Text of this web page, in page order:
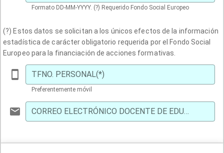
Formato DD-MM-YYYY. (?) Requerido Fondo Social Europeo
(?) Estos datos se solicitan a los únicos efectos de la información
estadística de carácter obligatorio requerida por el Fondo Social
Europeo para la financiación de acciones formativas.
TFNO. PERSONAL(*)
Preferentemente móvil
CORREO ELECTRÓNICO DOCENTE DE EDUCANTABRIA(*)